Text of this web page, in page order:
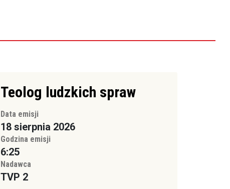
Teolog ludzkich spraw
Data emisji
18 sierpnia 2026
Godzina emisji
6:25
Nadawca
TVP 2